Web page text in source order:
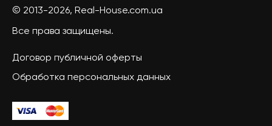
© 2013-2026, Real-House.com.ua
Все права защищены.
Договор публичной оферты
Обработка персональных данных